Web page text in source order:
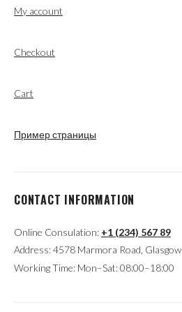
My account
Checkout
Cart
Пример страницы
CONTACT INFORMATION
Online Consulation: +1 (234) 567 89
Address: 4578 Marmora Road, Glasgow
Working Time: Mon–Sat: 08:00–18:00